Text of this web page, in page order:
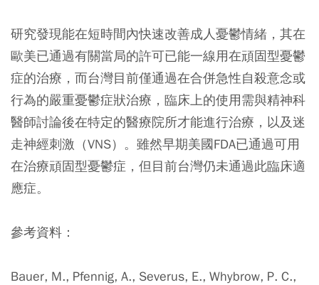
研究發現能在短時間內快速改善成人憂鬱情緒，其在
歐美已通過有關當局的許可已能一線用在頑固型憂鬱
症的治療，而台灣目前僅通過在合併急性自殺意念或
行為的嚴重憂鬱症狀治療，臨床上的使用需與精神科
醫師討論後在特定的醫療院所才能進行治療，以及迷
走神經刺激（VNS）。雖然早期美國FDA已通過可用
在治療頑固型憂鬱症，但目前台灣仍未通過此臨床適
應症。
參考資料：
Bauer, M., Pfennig, A., Severus, E., Whybrow, P. C.,